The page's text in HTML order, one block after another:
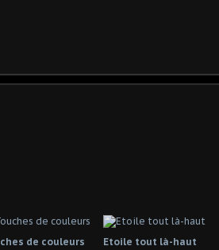
de couleurs
Etoile tout là-haut